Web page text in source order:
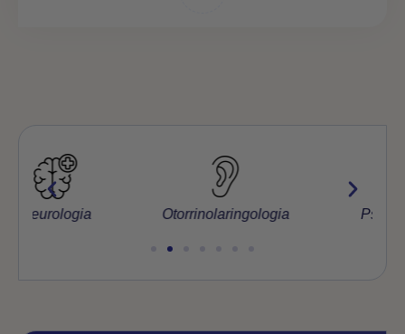
Otorrinolaringologia Psiquiatria